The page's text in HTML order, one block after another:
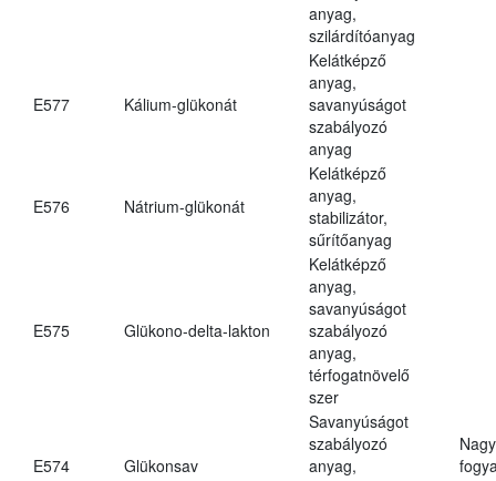
anyag,
szilárdítóanyag
E577 Kálium-glükonát
Kelátképző
anyag,
savanyúságot
szabályozó
anyag
E576 Nátrium-glükonát
Kelátképző
anyag,
stabilizátor,
sűrítőanyag
E575 Glükono-delta-lakton
Kelátképző
anyag,
savanyúságot
szabályozó
anyag,
térfogatnövelő
szer
E574 Glükonsav
Savanyúságot
szabályozó
anyag,